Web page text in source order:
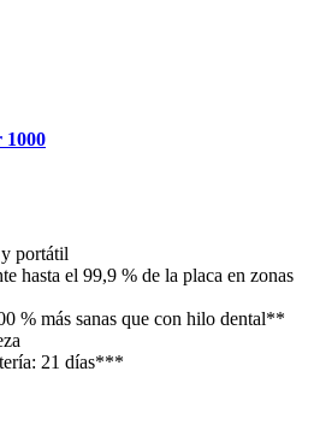
1000
portátil
hasta el 99,9 % de la placa en zonas
% más sanas que con hilo dental**
21 días***